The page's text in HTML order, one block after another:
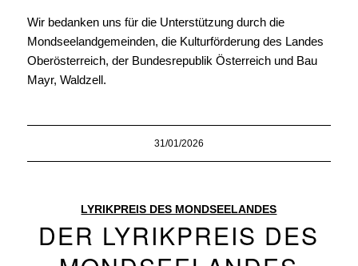
Wir bedanken uns für die Unterstützung durch die
Mondseelandgemeinden, die Kulturförderung des Landes
Oberösterreich, der Bundesrepublik Österreich und Bau
Mayr, Waldzell.
31/01/2026
LYRIKPREIS DES MONDSEELANDES
DER LYRIKPREIS DES